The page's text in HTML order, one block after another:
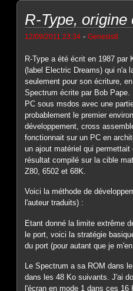
R-Type, origine
12/09/2011 23:34 -Genesis8
R-Type a été écrit en 1987 par
(label Electric Dreams) qui n'a
seulement pour son écriture,
Spectrum écrite par Bob
PC sous msdos avec une
probablement le premier
développement, cross
fonctionnait sur un PC en
un ajout matériel qui
résultat compilé sur la cible
Z80, 6502 et 68K.
Voici la méthode de
l'auteur traduits) :
Etant donné la limite extrême
le port, voici la stratégie
du port (pour autant que je
Le Spectrum a sa ROM dans
dans les 48 Ko suivants. J'ai
l'écran en mode 1 dans ces